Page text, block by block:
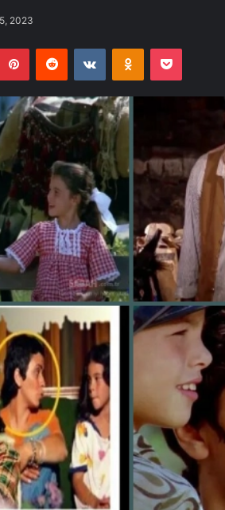
2023
PinterestReddit VKontakteOdnoklassniki
Pocket